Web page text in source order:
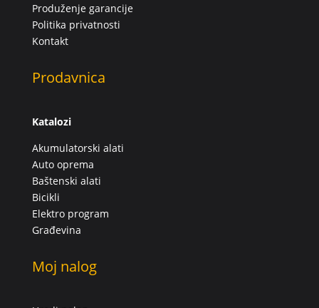
Produženje garancije
Politika privatnosti
Kontakt
Prodavnica
Katalozi
Akumulatorski alati
Auto oprema
Baštenski alati
Bicikli
Elektro program
Građevina
Moj nalog